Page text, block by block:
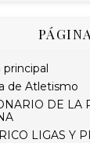
principal
de Atletismo
DE LA
LIGAS Y